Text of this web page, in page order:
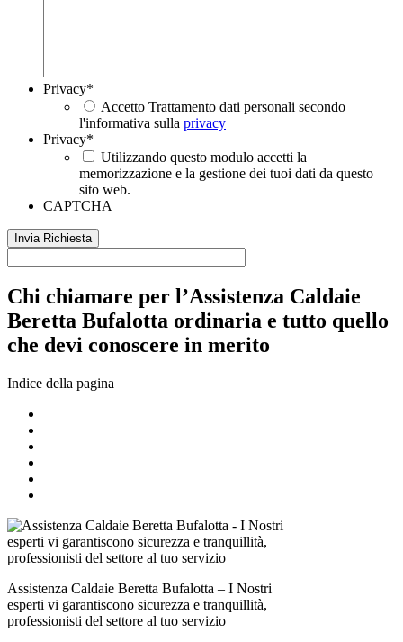
Privacy*
Accetto Trattamento dati personali secondo
l'informativa sulla privacy
Privacy*
Utilizzando questo modulo accetti la
memorizzazione e la gestione dei tuoi dati da questo
sito web.
CAPTCHA
Chi chiamare per l’Assistenza Caldaie
Beretta Bufalotta ordinaria e tutto quello
che devi conoscere in merito
Indice della pagina
Assistenza Caldaie Beretta Bufalotta – I Nostri
esperti vi garantiscono sicurezza e tranquillità,
professionisti del settore al tuo servizio